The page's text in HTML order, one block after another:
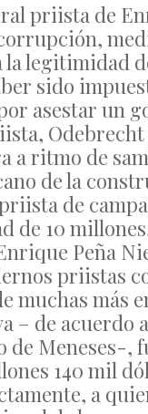
priista de
legitimidad
sido
asestar un
Odebrecht
a ritmo de
de la
de
de 10
Peña
priistas
muchas más
– de
Meneses-,
140 mil
a